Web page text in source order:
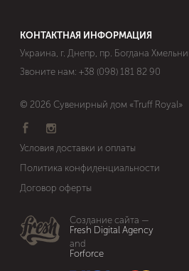
КОНТАКТНАЯ ИНФОРМАЦИЯ
Украина, г. Днепр, пр. Богдана
Звоните нам: +38 (098) 181 82 90
© 2026 Сувенирный дом «Truff Royal»
Условия доставки и оплаты
Политика конфиденциальности
Договор оферты
Cоздание сайта —
Fresh Digital Agency
and
Forforce